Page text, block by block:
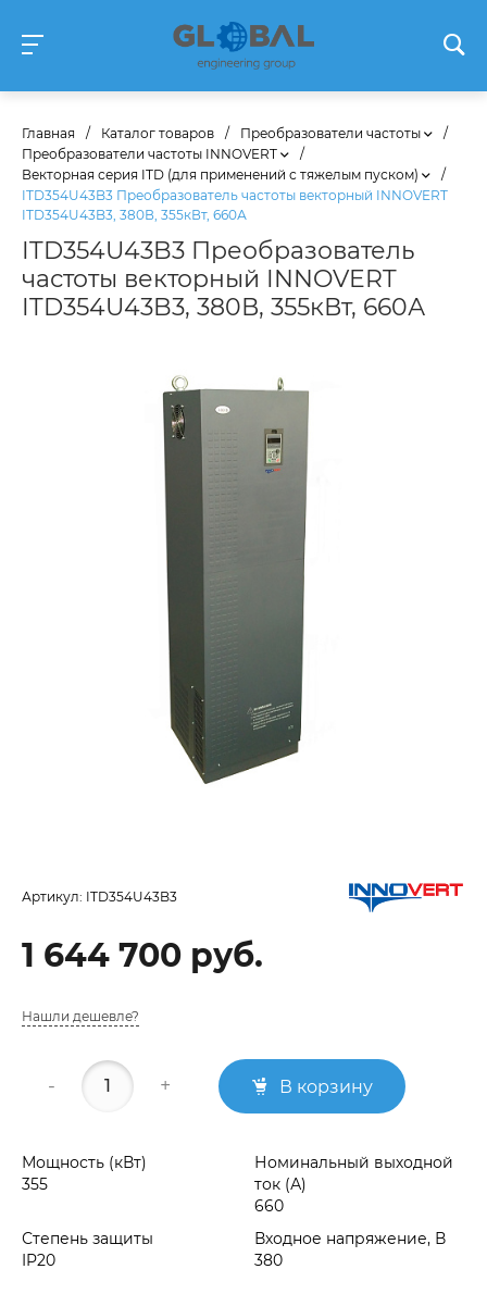
Главная / Каталог товаров / Преобразователи частоты
/
Преобразователи частоты INNOVERT
/
Векторная серия ITD (для применений с тяжелым пуском)
/
ITD354U43B3 Преобразователь частоты векторный INNOVERT
ITD354U43B3, 380В, 355кВт, 660А
ITD354U43B3 Преобразователь
частоты векторный INNOVERT
ITD354U43B3, 380В, 355кВт, 660А
Артикул: ITD354U43B3
1 644 700 руб.
Нашли дешевле?
- + В корзину
Мощность (кВт)
355
Номинальный выходной
ток (А)
660
Степень защиты
IP20
Входное напряжение, В
380